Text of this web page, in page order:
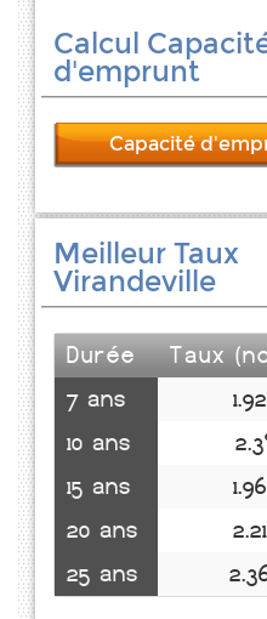
Calcul
d'emprunt
Capacité
Meilleur Taux
Virandeville
Durée
Taux
7 ans
10 ans
15 ans
20 ans
25 ans